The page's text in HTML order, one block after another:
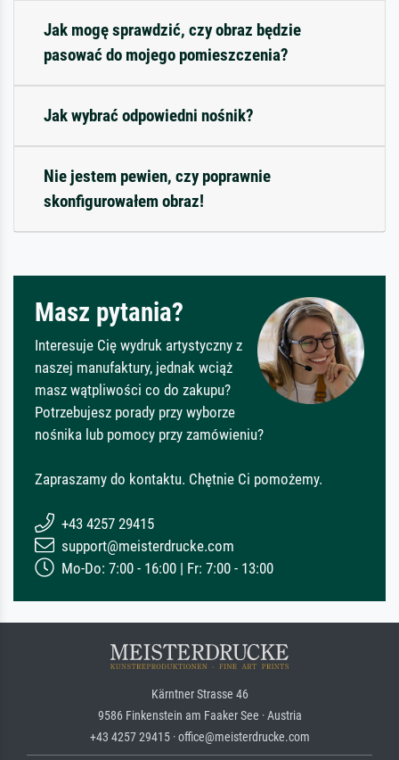
Jak mogę sprawdzić, czy obraz będzie
pasować do mojego pomieszczenia?
Jak wybrać odpowiedni nośnik?
Nie jestem pewien, czy poprawnie
skonfigurowałem obraz!
Masz pytania?
Interesuje Cię wydruk artystyczny z
naszej manufaktury, jednak wciąż
masz wątpliwości co do zakupu?
Potrzebujesz porady przy wyborze
nośnika lub pomocy przy zamówieniu?
Zapraszamy do kontaktu. Chętnie Ci pomożemy.
+43 4257 29415
support@meisterdrucke.com
Mo-Do: 7:00 - 16:00 | Fr: 7:00 - 13:00
Kärntner Strasse 46
9586 Finkenstein am Faaker See · Austria
+43 4257 29415 · office@meisterdrucke.com